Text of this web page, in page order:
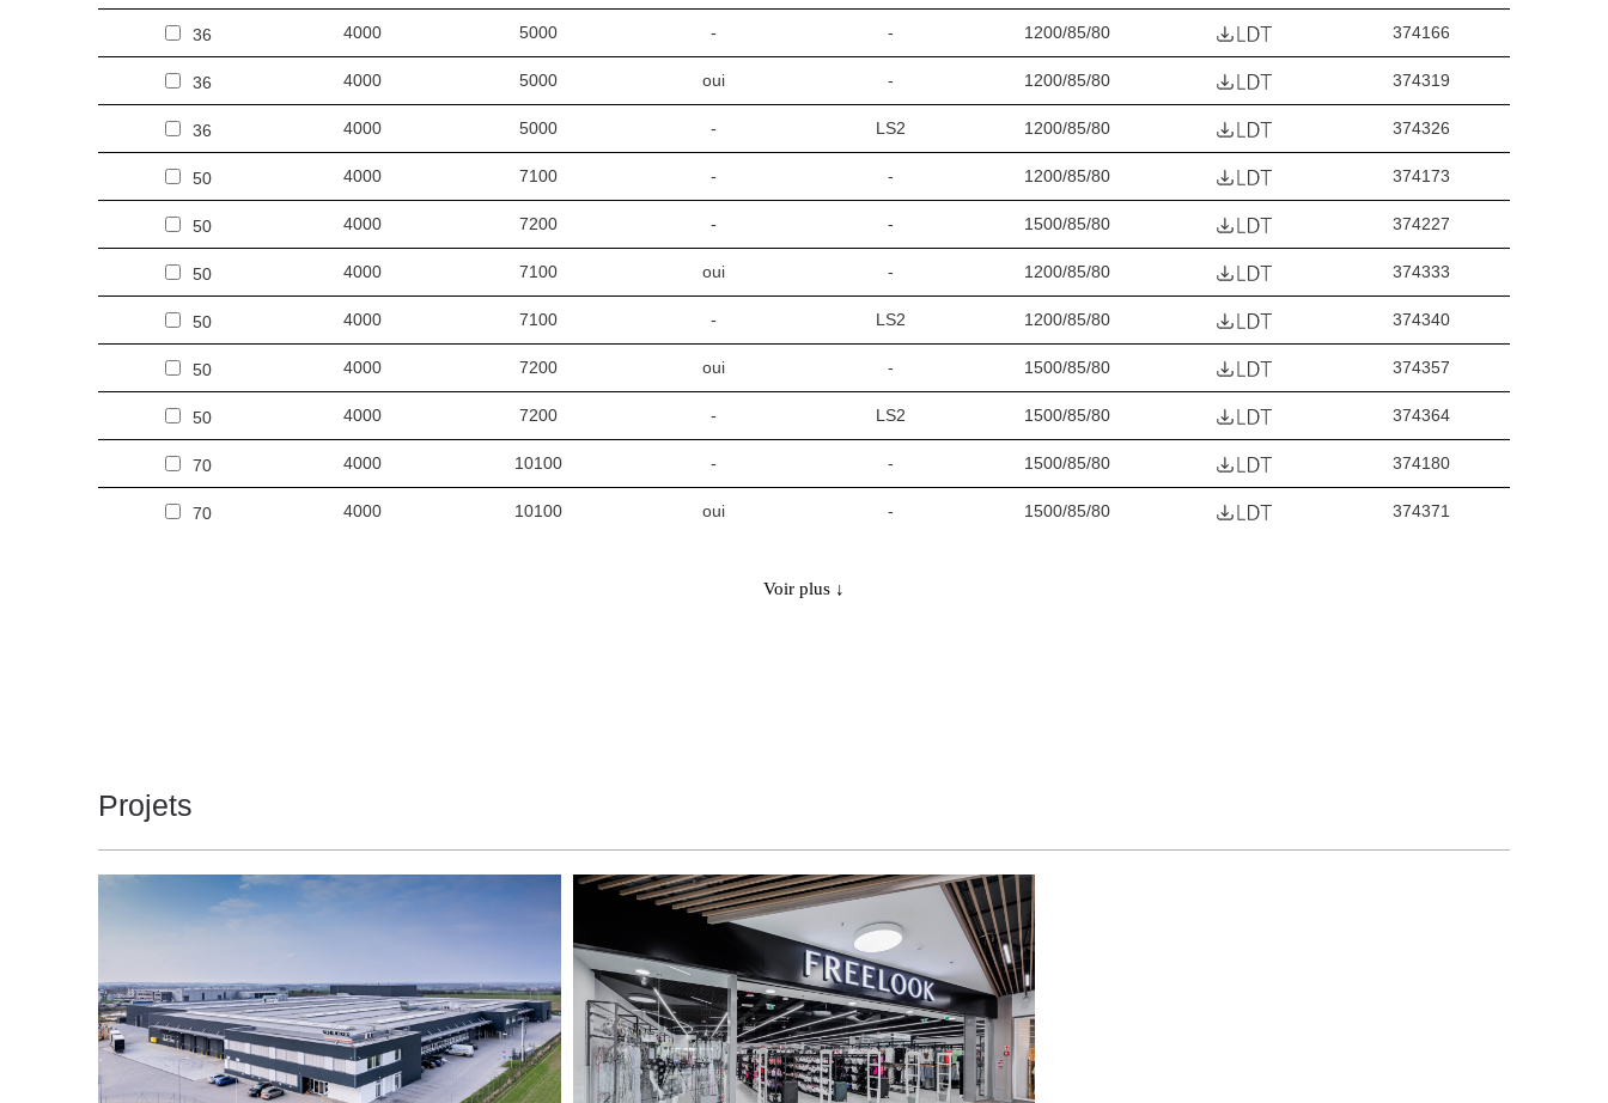
36 4000 5000 - - 1200/85/80 374166
36 4000 5000 oui - 1200/85/80 374319
36 4000 5000 - LS2 1200/85/80 374326
50 4000 7100 - - 1200/85/80 374173
50 4000 7200 - - 1500/85/80 374227
50 4000 7100 oui - 1200/85/80 374333
50 4000 7100 - LS2 1200/85/80 374340
50 4000 7200 oui - 1500/85/80 374357
50 4000 7200 - LS2 1500/85/80 374364
70 4000 10100 - - 1500/85/80 374180
70 4000 10100 oui - 1500/85/80 374371
Voir plus ↓
Projets